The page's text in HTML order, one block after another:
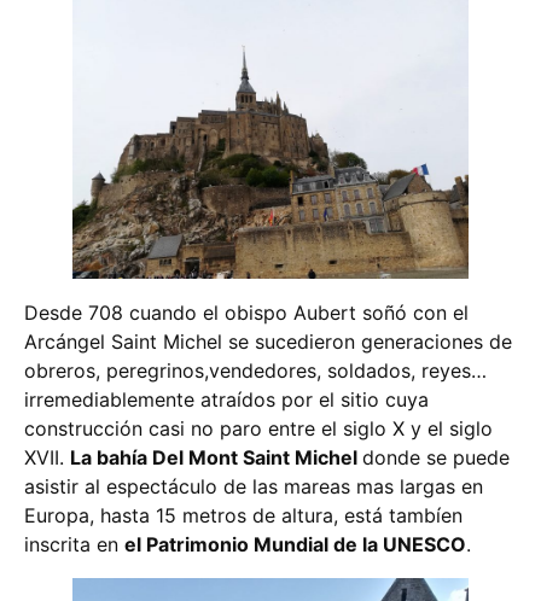
Desde 708 cuando el obispo Aubert soñó con el
Arcángel Saint Michel se sucedieron generaciones de
obreros, peregrinos,vendedores, soldados, reyes…
irremediablemente atraídos por el sitio cuya
construcción casi no paro entre el siglo X y el siglo
XVII. La bahía Del Mont Saint Michel donde se puede
asistir al espectáculo de las mareas mas largas en
Europa, hasta 15 metros de altura, está tambíen
inscrita en el Patrimonio Mundial de la UNESCO.